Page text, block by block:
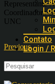
Contato
Login /
Representante
Coordinadora
UNC
Previous
II Simpósio